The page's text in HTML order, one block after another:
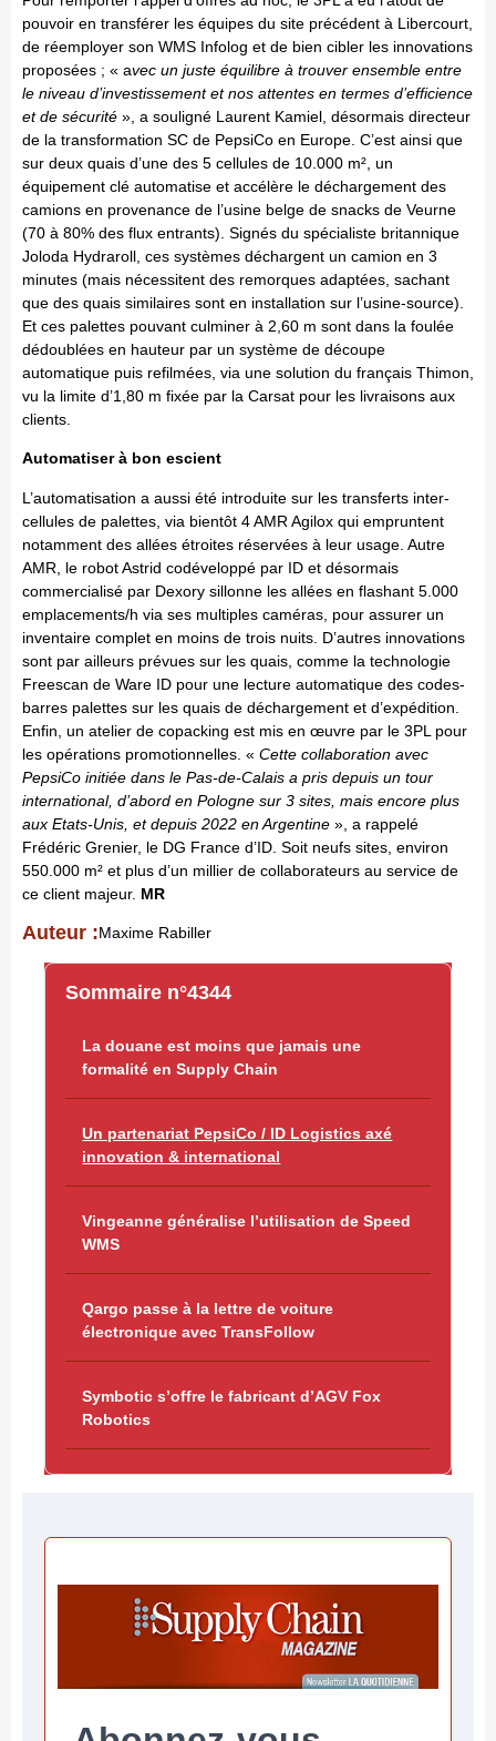
Sommaire n°4344
La douane est moins que jamais une
formalité en Supply Chain
Un partenariat PepsiCo / ID Logistics axé
innovation & international
Vingeanne généralise l’utilisation de Speed
WMS
Qargo passe à la lettre de voiture
électronique avec TransFollow
Symbotic s’offre le fabricant d’AGV Fox
Robotics
pouvoir en transférer les équipes du site précédent à Libercourt,
de réemployer son WMS Infolog et de bien cibler les innovations
proposées ; « avec un juste équilibre à trouver ensemble entre
le niveau d’investissement et nos attentes en termes d’efficience
et de sécurité », a souligné Laurent Kamiel, désormais directeur
de la transformation SC de PepsiCo en Europe. C’est ainsi que
sur deux quais d’une des 5 cellules de 10.000 m², un
équipement clé automatise et accélère le déchargement des
camions en provenance de l’usine belge de snacks de Veurne
(70 à 80% des flux entrants). Signés du spécialiste britannique
Joloda Hydraroll, ces systèmes déchargent un camion en 3
minutes (mais nécessitent des remorques adaptées, sachant
que des quais similaires sont en installation sur l’usine-source).
Et ces palettes pouvant culminer à 2,60 m sont dans la foulée
dédoublées en hauteur par un système de découpe
automatique puis refilmées, via une solution du français Thimon,
vu la limite d’1,80 m fixée par la Carsat pour les livraisons aux
clients.
Automatiser à bon escient
L’automatisation a aussi été introduite sur les transferts inter-
cellules de palettes, via bientôt 4 AMR Agilox qui empruntent
notamment des allées étroites réservées à leur usage. Autre
AMR, le robot Astrid codéveloppé par ID et désormais
commercialisé par Dexory sillonne les allées en flashant 5.000
emplacements/h via ses multiples caméras, pour assurer un
inventaire complet en moins de trois nuits. D’autres innovations
sont par ailleurs prévues sur les quais, comme la technologie
Freescan de Ware ID pour une lecture automatique des codes-
barres palettes sur les quais de déchargement et d’expédition.
Enfin, un atelier de copacking est mis en œuvre par le 3PL pour
les opérations promotionnelles. « Cette collaboration avec
PepsiCo initiée dans le Pas-de-Calais a pris depuis un tour
international, d’abord en Pologne sur 3 sites, mais encore plus
aux Etats-Unis, et depuis 2022 en Argentine », a rappelé
Frédéric Grenier, le DG France d’ID. Soit neufs sites, environ
550.000 m² et plus d’un millier de collaborateurs au service de
ce client majeur. MR
Auteur :Maxime Rabiller